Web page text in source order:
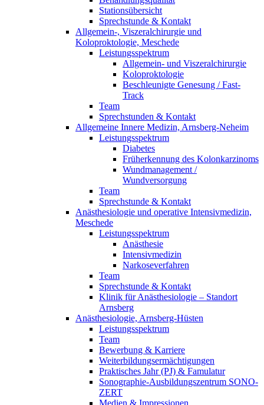
Stationsübersicht
Sprechstunde & Kontakt
Allgemein-, Viszeralchirurgie und
Koloproktologie, Meschede
Leistungsspektrum
Allgemein- und Viszeralchirurgie
Koloproktologie
Beschleunigte Genesung / Fast-
Track
Team
Sprechstunden & Kontakt
Allgemeine Innere Medizin, Arnsberg-Neheim
Leistungsspektrum
Diabetes
Früherkennung des Kolonkarzinoms
Wundmanagement /
Wundversorgung
Team
Sprechstunde & Kontakt
Anästhesiologie und operative Intensivmedizin,
Meschede
Leistungsspektrum
Anästhesie
Intensivmedizin
Narkoseverfahren
Team
Sprechstunde & Kontakt
Klinik für Anästhesiologie – Standort
Arnsberg
Anästhesiologie, Arnsberg-Hüsten
Leistungsspektrum
Team
Bewerbung & Karriere
Weiterbildungsermächtigungen
Praktisches Jahr (PJ) & Famulatur
Sonographie-Ausbildungszentrum SONO-
ZERT
Medien & Impressionen